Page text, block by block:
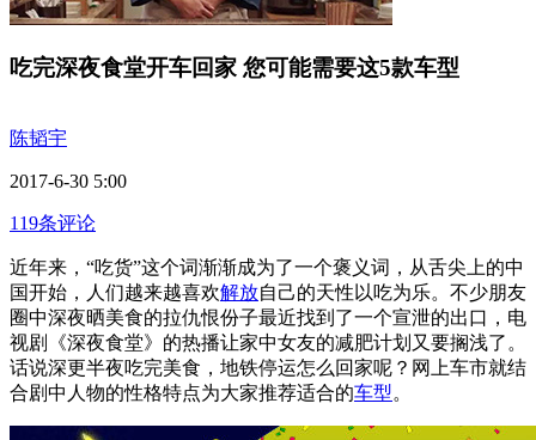
吃完深夜食堂开车回家 您可能需要这5款车型
陈韬宇
2017-6-30 5:00
119条评论
近年来，“吃货”这个词渐渐成为了一个褒义词，从舌尖上的中
国开始，人们越来越喜欢解放自己的天性以吃为乐。不少朋友
圈中深夜晒美食的拉仇恨份子最近找到了一个宣泄的出口，电
视剧《深夜食堂》的热播让家中女友的减肥计划又要搁浅了。
话说深更半夜吃完美食，地铁停运怎么回家呢？网上车市就结
合剧中人物的性格特点为大家推荐适合的车型。